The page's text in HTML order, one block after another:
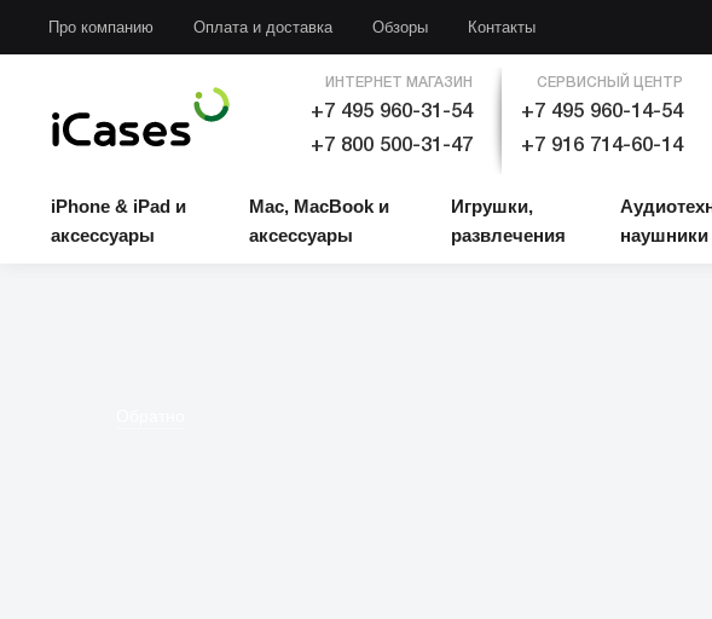
Про компанию Оплата и доставка Обзоры Контакты
ИНТЕРНЕТ МАГАЗИН
+7 495 960-31-54
+7 800 500-31-47
СЕРВИСНЫЙ ЦЕНТР
+7 495 960-14-54
+7 916 714-60-14
iPhone & iPad и
аксессуары
Mac, MacBook и
аксессуары
Игрушки,
развлечения
наушники